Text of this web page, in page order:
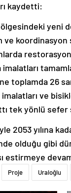
kaydetti:
yeni
ve
imalatları
toplamda 26
ve
tek yönlü
2053 yılına
olduğu gibi
estirmeye
Proje Uraloğlu